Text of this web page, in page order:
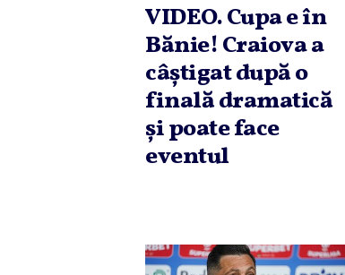
VIDEO. Cupa e în
Bănie! Craiova a
câştigat după o
finală dramatică
şi poate face
eventul